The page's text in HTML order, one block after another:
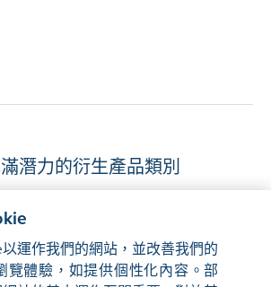
潛力的衍生產品類別
中東與香港金融聯通的十大發展
運作我們的網站，並改善我們的
覽體驗，如提供個性化內容。部